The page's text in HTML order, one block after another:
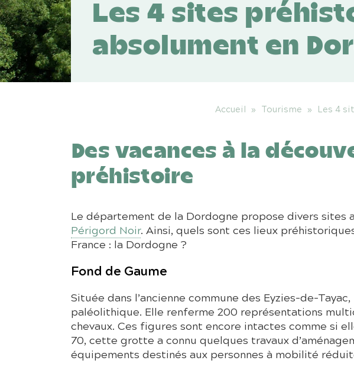
Les 4 sites
absolument en
Accueil » Tourisme » Les 4
Des vacances à la
préhistoire
Le département de la Dordogne propose divers sites
Périgord Noir. Ainsi, quels sont ces lieux
France : la Dordogne ?
Fond de Gaume
Située dans l’ancienne commune des Eyzies-de-
paléolithique. Elle renferme 200 représentations
chevaux. Ces figures sont encore intactes comme si
70, cette grotte a connu quelques travaux
équipements destinés aux personnes à mobilité